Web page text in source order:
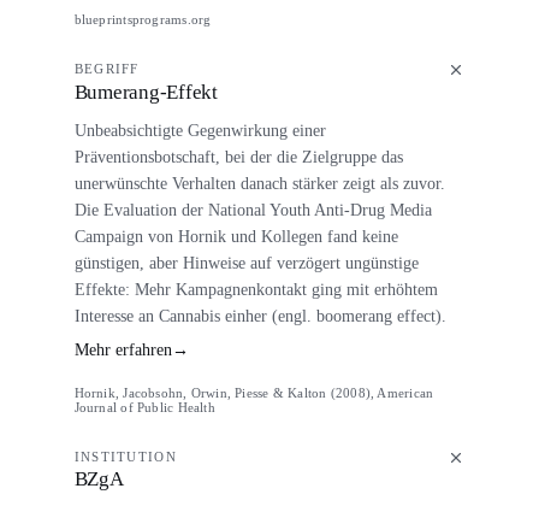
blueprintsprograms.org
BEGRIFF
Bumerang-Effekt
Unbeabsichtigte Gegenwirkung einer
Präventionsbotschaft, bei der die Zielgruppe das
unerwünschte Verhalten danach stärker zeigt als zuvor.
Die Evaluation der National Youth Anti-Drug Media
Campaign von Hornik und Kollegen fand keine
günstigen, aber Hinweise auf verzögert ungünstige
Effekte: Mehr Kampagnenkontakt ging mit erhöhtem
Interesse an Cannabis einher (engl. boomerang effect).
Mehr erfahren→
Hornik, Jacobsohn, Orwin, Piesse & Kalton (2008), American
Journal of Public Health
INSTITUTION
BZgA